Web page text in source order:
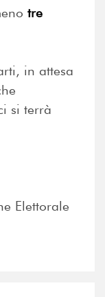
tre
in attesa
si terrà
Elettorale